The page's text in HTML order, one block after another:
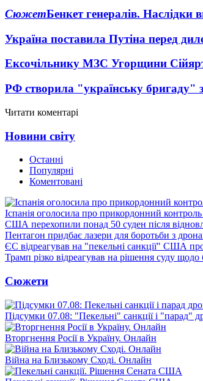
СюжетБенкет генералів. Наслідки
Україна поставила Путіна перед
Ексочільнику МЗС Угорщини
РФ створила "українську бригаду"
Читати коментарі
Новини світу
Останні
Популярні
Коментовані
Іспанія оголосила про прикордонний контроль
США перехопили понад 50 суден після
Пентагон придбає лазери для боротьби з
ЄС відреагував на "пекельні санкції" США
Трамп різко відреагував на рішення суду щодо
Сюжети
Підсумки 07.08: "Пекельні" санкції і "парад"
Вторгнення Росії в Україну. Онлайн
Війна на Близькому Сході. Онлайн